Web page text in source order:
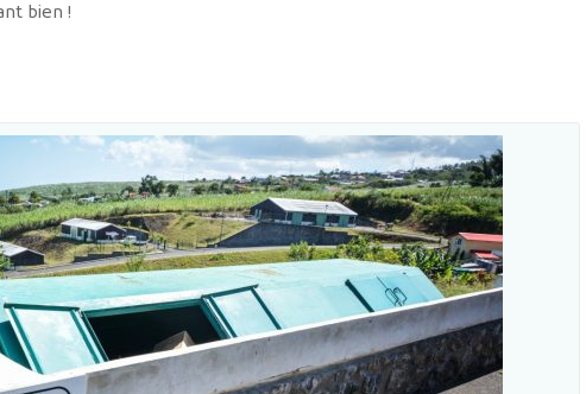
bien !